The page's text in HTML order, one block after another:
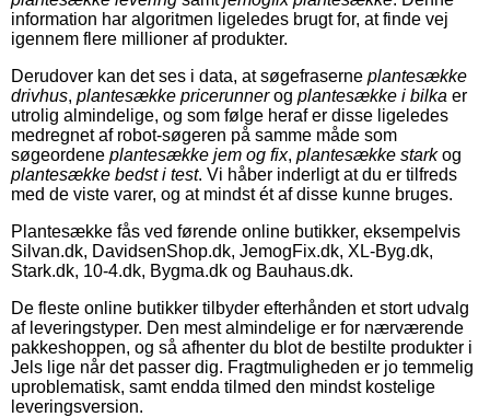
information har algoritmen ligeledes brugt for, at finde vej
igennem flere millioner af produkter.
Derudover kan det ses i data, at søgefraserne plantesække
drivhus, plantesække pricerunnerog plantesække i bilka er
utrolig almindelige, og som følge heraf er disse ligeledes
medregnet af robot-søgeren på samme måde som
søgeordene plantesække jem og fix, plantesække starkog
plantesække bedst i test. Vi håber inderligt at du er tilfreds
med de viste varer, og at mindst ét af disse kunne bruges.
Plantesække fås ved førende online butikker, eksempelvis
Silvan.dk, DavidsenShop.dk, JemogFix.dk, XL-Byg.dk,
Stark.dk, 10-4.dk, Bygma.dk og Bauhaus.dk.
De fleste online butikker tilbyder efterhånden et stort udvalg
af leveringstyper. Den mest almindelige er for nærværende
pakkeshoppen, og så afhenter du blot de bestilte produkter i
Jels lige når det passer dig. Fragtmuligheden er jo temmelig
uproblematisk, samt endda tilmed den mindst kostelige
leveringsversion.